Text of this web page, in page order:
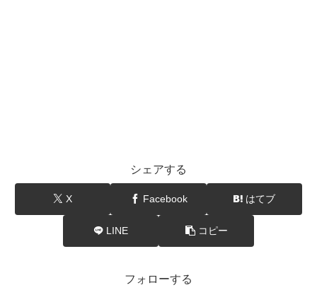
シェアする
X Facebook はてブ
LINE コピー
フォローする